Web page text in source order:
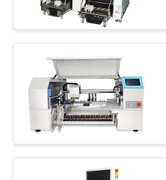
VERZOEK
OM
CITAAT
SITEMAP